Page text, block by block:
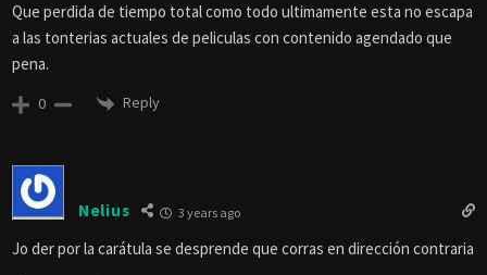
Que perdida de tiempo total como todo ultimamente esta no escapa
a las tonterias actuales de peliculas con contenido agendado que
pena.
0 Reply
Nelius 3 years ago
Jo der por la carátula se desprende que corras en dirección contraria